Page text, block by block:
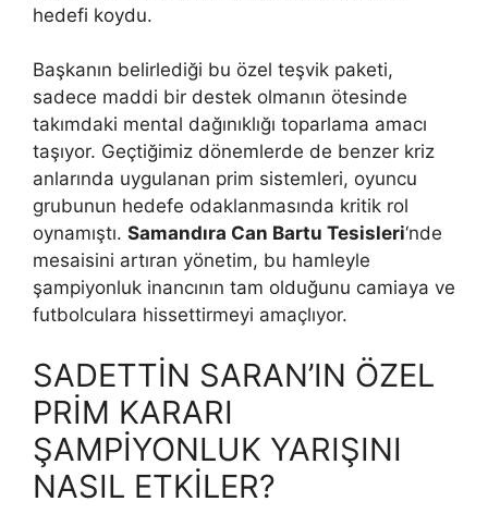
hedefi koydu.
Başkanın belirlediği bu özel teşvik paketi,
sadece maddi bir destek olmanın ötesinde
takımdaki mental dağınıklığı toparlama amacı
taşıyor. Geçtiğimiz dönemlerde de benzer kriz
anlarında uygulanan prim sistemleri, oyuncu
grubunun hedefe odaklanmasında kritik rol
oynamıştı. Samandıra Can Bartu Tesisleri‘nde
mesaisini artıran yönetim, bu hamleyle
şampiyonluk inancının tam olduğunu camiaya ve
futbolculara hissettirmeyi amaçlıyor.
SADETTİN SARAN’IN ÖZEL
PRİM KARARI
ŞAMPİYONLUK YARIŞINI
NASIL ETKİLER?